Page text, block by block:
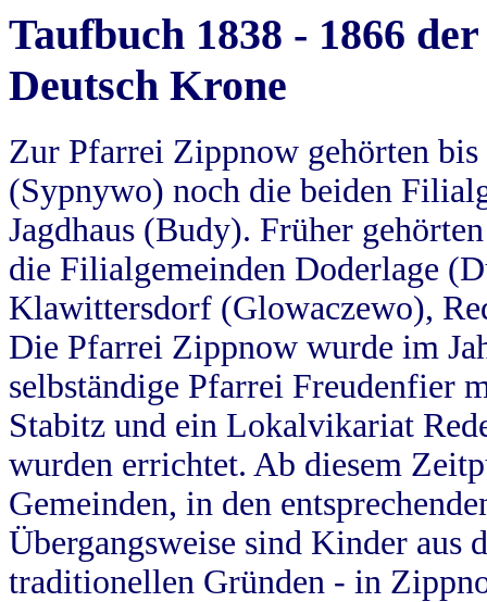
Taufbuch 1838 - 1866
Deutsch Krone
Zur Pfarrei Zippnow gehörten
(Sypnywo) noch die beiden
Jagdhaus (Budy). Früher
die Filialgemeinden Doderlage
Klawittersdorf (Glowaczewo),
Die Pfarrei Zippnow wurde im
selbständige Pfarrei Freudenfier
Stabitz und ein Lokalvikariat
wurden errichtet. Ab diesem
Gemeinden, in den
Übergangsweise sind Kinder aus
traditionellen Gründen - in